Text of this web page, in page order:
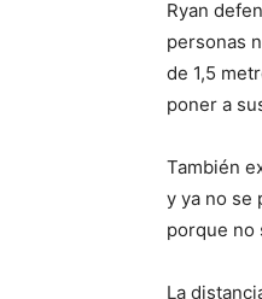
Ryan
personas
de 1,5
poner a
También
y ya no se
porque no
La